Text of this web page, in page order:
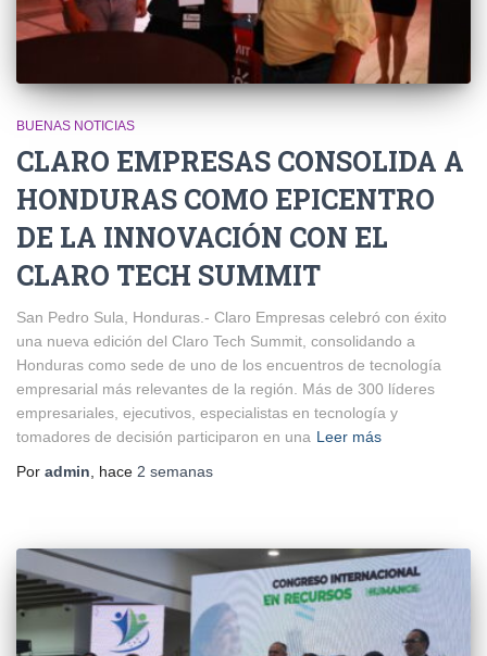
BUENAS NOTICIAS
CLARO EMPRESAS CONSOLIDA A
HONDURAS COMO EPICENTRO
DE LA INNOVACIÓN CON EL
CLARO TECH SUMMIT
San Pedro Sula, Honduras.- Claro Empresas celebró con éxito
una nueva edición del Claro Tech Summit, consolidando a
Honduras como sede de uno de los encuentros de tecnología
empresarial más relevantes de la región. Más de 300 líderes
empresariales, ejecutivos, especialistas en tecnología y
tomadores de decisión participaron en una Leer más
Por admin , hace 2 semanas